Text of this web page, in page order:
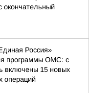
окончательный
Россия»
программы ОМС: с
включены 15 новых
операций